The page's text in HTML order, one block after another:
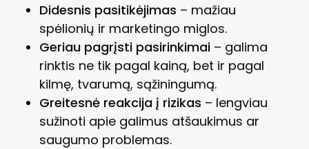
Didesnis pasitikėjimas – mažiau
spėlionių ir marketingo miglos.
Geriau pagrįsti pasirinkimai– galima
rinktis ne tik pagal kainą, bet ir pagal
kilmę, tvarumą, sąžiningumą.
Greitesnė reakcija į rizikas – lengviau
sužinoti apie galimus atšaukimus ar
saugumo problemas.